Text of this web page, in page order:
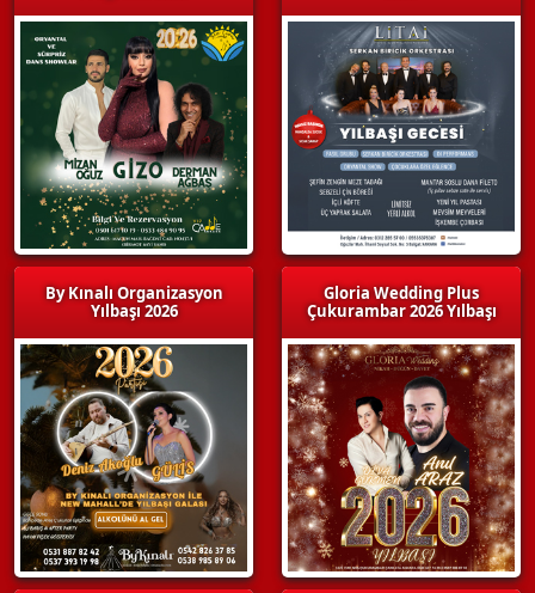
By Kınalı Organizasyon
Yılbaşı 2026
Gloria Wedding Plus
Çukurambar 2026 Yılbaşı